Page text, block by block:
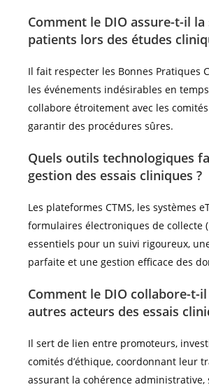
Comment le DIO assure-t-il
patients lors des études
Il fait respecter les Bonnes Pratiques
les événements indésirables en
collabore étroitement avec les
garantir des procédures sûres.
Quels outils technologiques
gestion des essais cliniques ?
Les plateformes CTMS, les systèmes
formulaires électroniques de collecte
essentiels pour un suivi rigoureux,
parfaite et une gestion efficace des
Comment le DIO collabore-t-il
autres acteurs des essais
Il sert de lien entre promoteurs,
comités d’éthique, coordonnant leur
assurant la cohérence